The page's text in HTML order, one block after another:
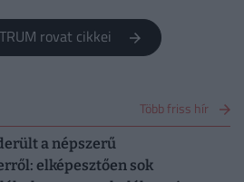
rovat cikkei
Több friss hír
a népszerű
elképesztően sok